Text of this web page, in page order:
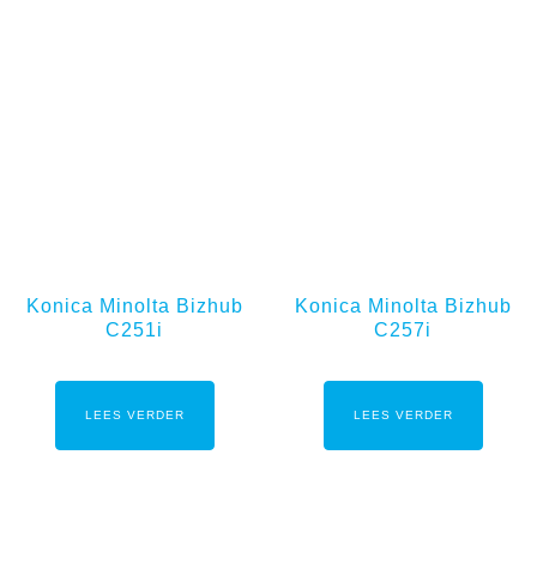
Konica Minolta Bizhub
C251i
LEES VERDER
Konica Minolta Bizhub
C257i
LEES VERDER